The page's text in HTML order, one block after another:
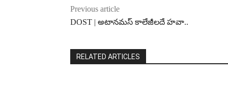
Previous article
DOST | అటానమస్ కాలేజీలదే హవా..
RELATED ARTICLES